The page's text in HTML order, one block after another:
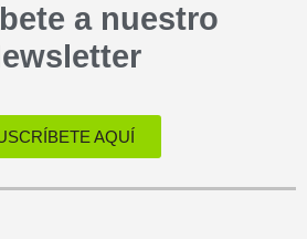
a nuestro
AQUÍ